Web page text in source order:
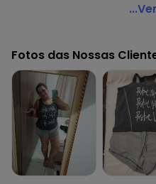
Alma Dolce - Pijama Curto
Código do produto: 2155588
Tecido: Algodao poliamida
Composição: Conforme
Histórico de preços
O preço apresentado
algum dia do mês, para o
agosto/2026
julho/2026
Fotos das Nossas